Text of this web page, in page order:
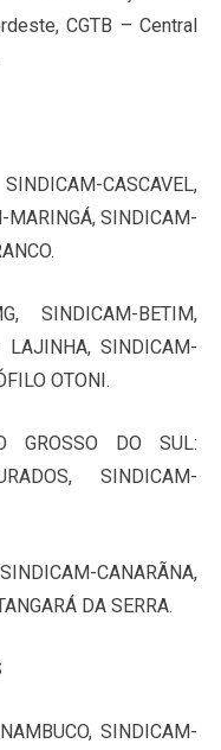
CGTB – Central
CASCAVEL,
SINDICAM-
SINDICAM-BETIM,
LAJINHA, SINDICAM-
OTONI.
GROSSO DO SUL:
SINDICAM-
CANARÃNA,
DA SERRA.
SINDICAM-